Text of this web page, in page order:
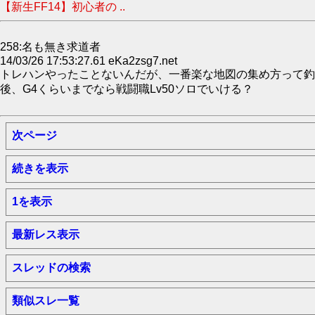
【新生FF14】初心者の ..
258:名も無き求道者
14/03/26 17:53:27.61 eKa2zsg7.net
トレハンやったことないんだが、一番楽な地図の集め方って
後、G4くらいまでなら戦闘職Lv50ソロでいける？
次ページ
続きを表示
1を表示
最新レス表示
スレッドの検索
類似スレ一覧